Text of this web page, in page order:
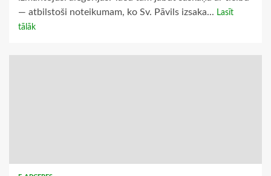
— atbilstoši noteikumam, ko Sv. Pāvils izsaka... Lasīt
tālāk